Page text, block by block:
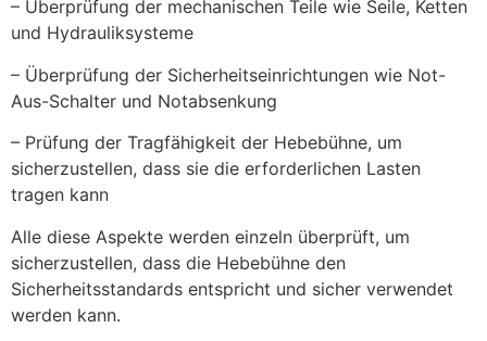
– Überprüfung der mechanischen Teile wie Seile, Ketten
und Hydrauliksysteme
– Überprüfung der Sicherheitseinrichtungen wie Not-
Aus-Schalter und Notabsenkung
– Prüfung der Tragfähigkeit der Hebebühne, um
sicherzustellen, dass sie die erforderlichen Lasten
tragen kann
Alle diese Aspekte werden einzeln überprüft, um
sicherzustellen, dass die Hebebühne den
Sicherheitsstandards entspricht und sicher verwendet
werden kann.